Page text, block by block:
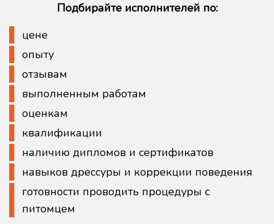
Подбирайте исполнителей по:
цене
опыту
отзывам
выполненным работам
оценкам
квалификации
наличию дипломов и сертификатов
навыков дрессуры и коррекции поведения
готовности проводить процедуры с
питомцем